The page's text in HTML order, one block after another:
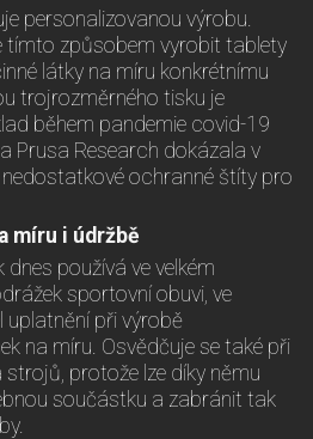
personalizovanou výrobu.
tímto způsobem vyrobit tablety
látky na míru konkrétnímu
trojrozměrného tisku je
během pandemie covid-19
Prusa Research dokázala v
ochranné štíty pro
míru i údržbě
používá ve velkém
sportovní obuvi, ve
uplatnění při výrobě
na míru. Osvědčuje se také při
protože lze díky němu
součástku a zabránit tak